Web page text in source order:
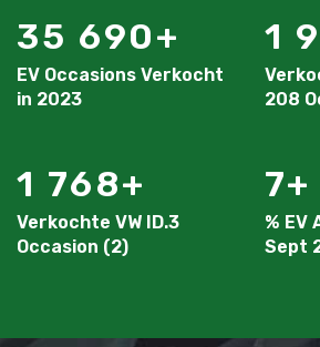
35 690
EV Occasions Verkocht
in 2023
1
208
1 768
Verkochte VW ID.3
Occasion (2)
7
% EV
Sept